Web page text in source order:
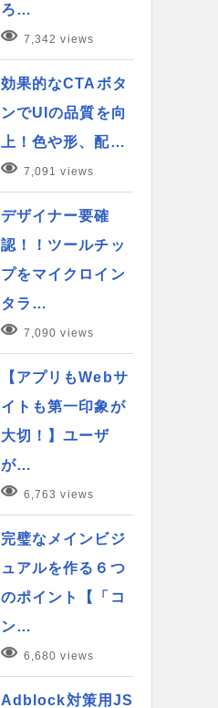
ろ…
7,342 views
効果的なCTAボタ
ンでUIの品質を向
上！色や形、配…
7,091 views
デザイナー要確
認！！ツールチッ
プをマイクロイン
タラ…
7,090 views
【アプリもWebサ
イトも第一印象が
大切！】ユーザ
が…
6,763 views
完璧なメインビジ
ュアルを作る６つ
のポイント【「コ
ン…
6,680 views
Adblock対策用JS